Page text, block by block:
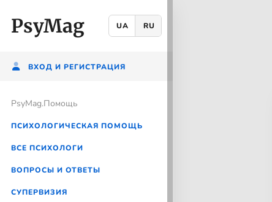
PsyMag UA RU
ВХОД И РЕГИСТРАЦИЯ
PsyMag.Помощь
ПСИХОЛОГИЧЕСКАЯ ПОМОЩЬ
ВСЕ ПСИХОЛОГИ
ВОПРОСЫ И ОТВЕТЫ
CУПЕРВИЗИЯ